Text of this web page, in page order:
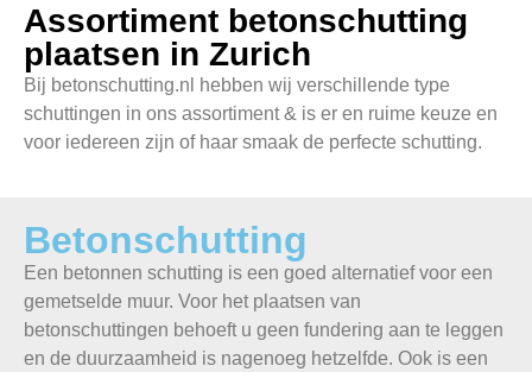
Assortiment betonschutting
plaatsen in Zurich
Bij betonschutting.nl hebben wij verschillende type
schuttingen in ons assortiment & is er en ruime keuze en
voor iedereen zijn of haar smaak de perfecte schutting.
Betonschutting
Een betonnen schutting is een goed alternatief voor een
gemetselde muur. Voor het plaatsen van
betonschuttingen behoeft u geen fundering aan te leggen
en de duurzaamheid is nagenoeg hetzelfde. Ook is een